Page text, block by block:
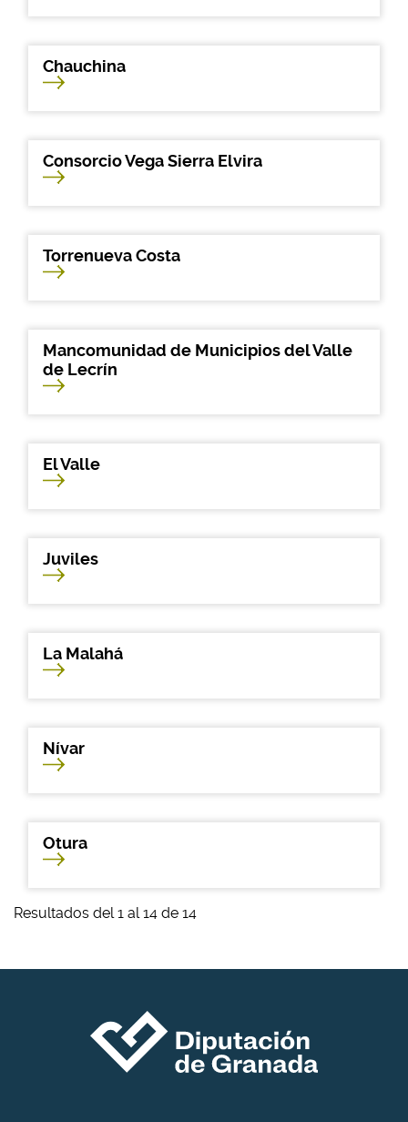
Chauchina
Consorcio Vega Sierra Elvira
Torrenueva Costa
Mancomunidad de Municipios del Valle
de Lecrín
El Valle
Juviles
La Malahá
Nívar
Otura
Resultados del 1 al 14 de 14